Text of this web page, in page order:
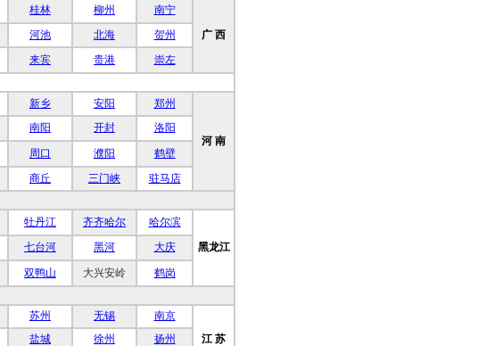
桂林 柳州
南宁
广 西
河池 北海
贺州
来宾 贵港 崇左
新乡 安阳 郑州
河 南
南阳 开封 洛阳
周口 濮阳
鹤壁
商丘 三门峡 驻马店
牡丹江 齐齐哈尔
哈尔滨
黑龙江
七台河 黑河 大庆
双鸭山 大兴安岭 鹤岗
苏州 无锡
南京
江 苏
盐城 徐州
扬州